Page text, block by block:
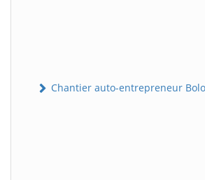
Chantier auto-entrepreneur